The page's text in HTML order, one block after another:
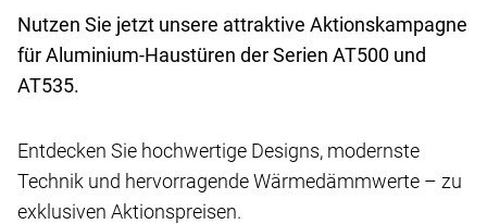
Nutzen Sie jetzt unsere attraktive Aktionskampagne
für Aluminium-Haustüren der Serien AT500 und
AT535.
Entdecken Sie hochwertige Designs, modernste
Technik und hervorragende Wärmedämmwerte – zu
exklusiven Aktionspreisen.